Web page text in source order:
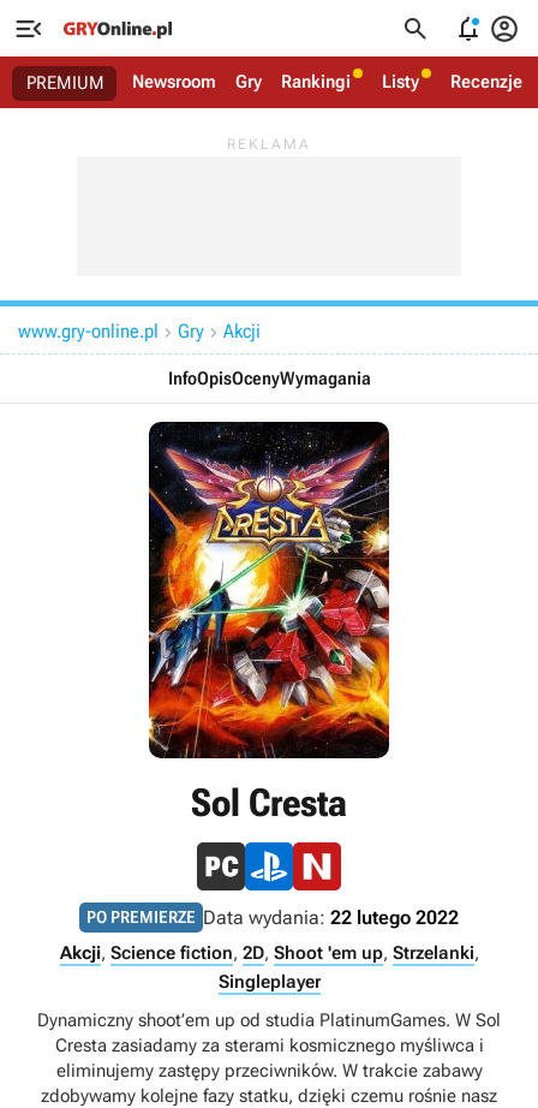
   
PREMIUM Newsroom Gry Rankingi Listy Recenzje
www.gry-online.pl  Gry  Akcji
InfoOpisOcenyWymagania
Sol Cresta
PO PREMIERZE Data wydania: 22 lutego 2022
Akcji, Science fiction, 2D, Shoot 'em up, Strzelanki,
Singleplayer
Dynamiczny shoot’em up od studia PlatinumGames. W Sol
Cresta zasiadamy za sterami kosmicznego myśliwca i
eliminujemy zastępy przeciwników. W trakcie zabawy
zdobywamy kolejne fazy statku, dzięki czemu rośnie nasz